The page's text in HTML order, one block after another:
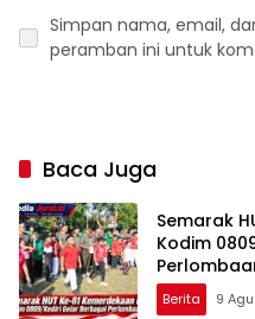
Simpan nama, email,
peramban ini untuk
Baca Juga
Semarak
Kodim
Berita 9